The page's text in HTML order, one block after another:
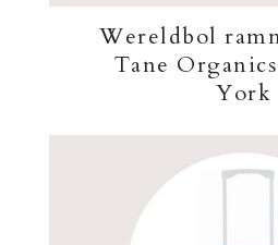
Wereldbol
Tane
York